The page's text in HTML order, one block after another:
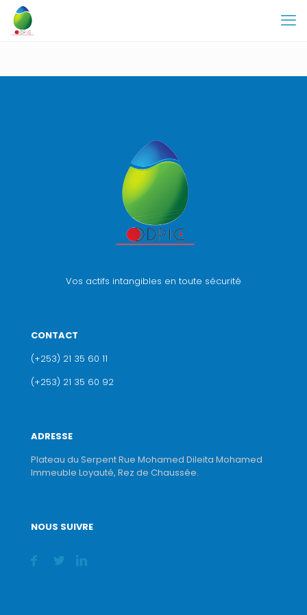
Vos actifs intangibles en toute sécurité
CONTACT
(+253) 21 35 60 11
(+253) 21 35 60 92
ADRESSE
Plateau du Serpent Rue Mohamed Dileita Mohamed
Immeuble Loyauté, Rez de Chaussée.
NOUS SUIVRE